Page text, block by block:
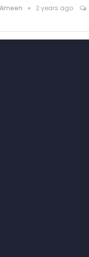
Ameen 2 years ago